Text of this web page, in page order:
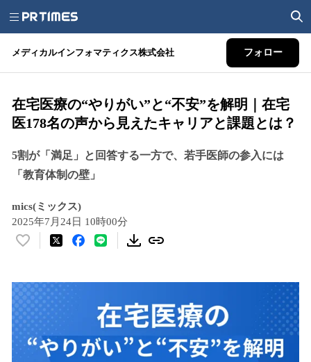
メディカルインフォマティクス株式会社 フォロー
在宅医療の“やりがい”と“不安”を解明｜在宅
医178名の声から見えたキャリアと課題とは？
5割が「満足」と回答する一方で、若手医師の参入には
「教育体制の壁」
mics(ミックス)
2025年7月24日 10時00分
い
！
数
を
読
み